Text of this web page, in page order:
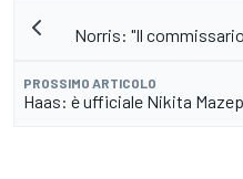
Norris: "Il
PROSSIMO ARTICOLO
Haas: è ufficiale Nikita